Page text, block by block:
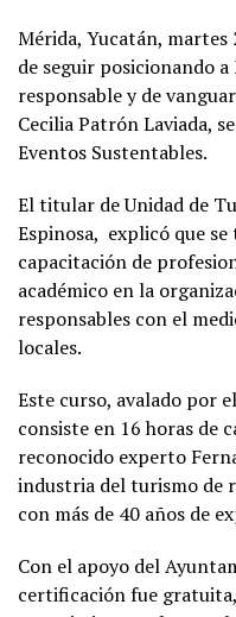
Mérida, Yucatán, martes
de seguir posicionando
responsable y de
Cecilia Patrón Laviada,
Eventos Sustentables.
El titular de Unidad de
Espinosa, explicó que
capacitación de
académico en la
responsables con el
locales.
Este curso, avalado por
consiste en 16 horas de
reconocido experto
industria del turismo de
con más de 40 años de
Con el apoyo del
certificación fue